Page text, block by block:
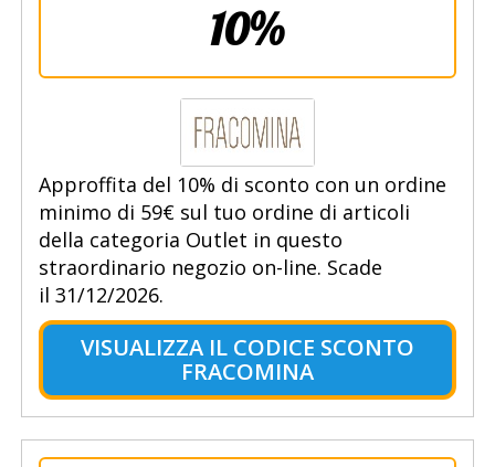
10%
Approffita del 10% di sconto con un ordine
minimo di 59€ sul tuo ordine di articoli
della categoria Outlet in questo
straordinario negozio on-line. Scade
il 31/12/2026.
VISUALIZZA IL CODICE SCONTO
FRACOMINA